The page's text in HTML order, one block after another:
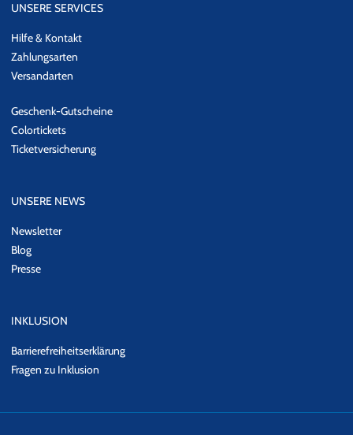
UNSERE SERVICES
Hilfe & Kontakt
Zahlungsarten
Versandarten
Geschenk-Gutscheine
Colortickets
Ticketversicherung
UNSERE NEWS
Newsletter
Blog
Presse
INKLUSION
Barrierefreiheitserklärung
Fragen zu Inklusion